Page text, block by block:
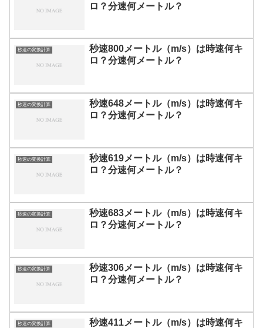
ロ？分速何メートル？
秒速の変換計算
秒速800メートル（m/s）は時速何キ
ロ？分速何メートル？
秒速の変換計算
秒速648メートル（m/s）は時速何キ
ロ？分速何メートル？
秒速の変換計算
秒速619メートル（m/s）は時速何キ
ロ？分速何メートル？
秒速の変換計算
秒速683メートル（m/s）は時速何キ
ロ？分速何メートル？
秒速の変換計算
秒速306メートル（m/s）は時速何キ
ロ？分速何メートル？
秒速の変換計算
秒速411メートル（m/s）は時速何キ